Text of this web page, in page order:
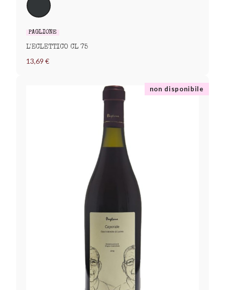
PAGLIONE
L'ECLETTICO CL 75
13,69 €
non disponibile